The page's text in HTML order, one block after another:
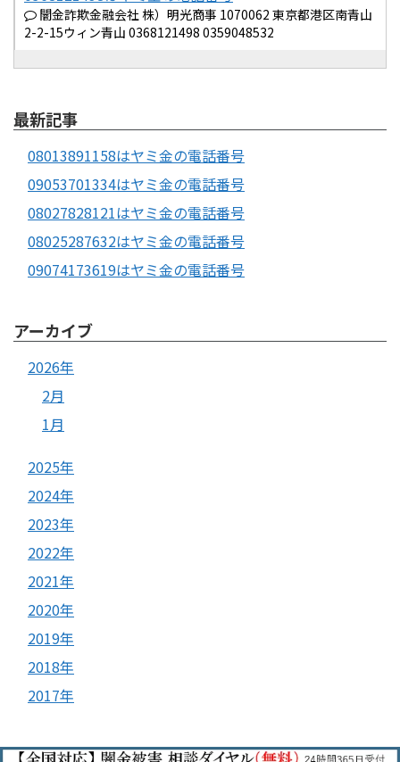
闇金詐欺金融会社 株）明光商事 1070062 東京都港区南青山
2-2-15ウィン青山 0368121498 0359048532
最新記事
08013891158はヤミ金の電話番号
09053701334はヤミ金の電話番号
08027828121はヤミ金の電話番号
08025287632はヤミ金の電話番号
09074173619はヤミ金の電話番号
アーカイブ
2026年
2月
1月
2025年
2024年
2023年
2022年
2021年
2020年
2019年
2018年
2017年